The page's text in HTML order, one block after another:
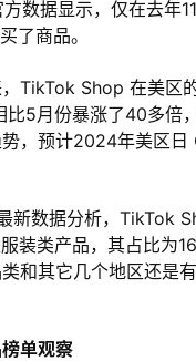
数据显示，仅在去年
了商品。
TikTok Shop 在美区
比5月份暴涨了40多倍
，预计2024年美区日
新数据分析，TikTok
装类产品，其占比为
和其它几个地区还是有
单观察